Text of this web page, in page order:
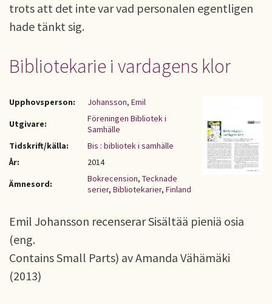
trots att det inte var vad personalen egentligen
hade tänkt sig.
Bibliotekarie i vardagens klor
Upphovsperson:
Johansson, Emil
Utgivare:
Föreningen Bibliotek i
Samhälle
Tidskrift/källa:
Bis : bibliotek i samhälle
År:
2014
Ämnesord:
Bokrecension, Tecknade
serier, Bibliotekarier, Finland
Emil Johansson recenserar Sisältää pieniä osia
(eng.
Contains Small Parts) av Amanda Vähämäki
(2013)